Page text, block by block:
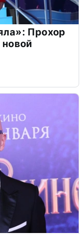
Прохор